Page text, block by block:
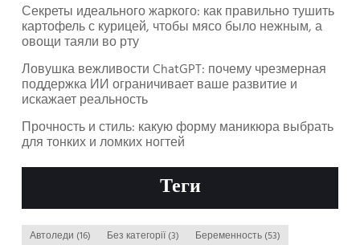
Секреты идеального жаркого: как правильно тушить
картофель с курицей, чтобы мясо было нежным, а
овощи таяли во рту
Ловушка вежливости ChatGPT: почему чрезмерная
поддержка ИИ ограничивает ваше развитие и
искажает реальность
Прочность и стиль: какую форму маникюра выбрать
для тонких и ломких ногтей
Теги
Автоледи (16) Без категорії(3) Беременность (53)